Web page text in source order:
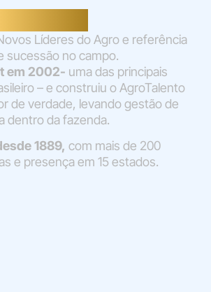
Líderes do Agro e referência
sucessão no campo.
em 2002- uma das principais
– e construiu o AgroTalento
de verdade, levando gestão de
dentro da fazenda.
1889, com mais de 200
e presença em 15 estados.